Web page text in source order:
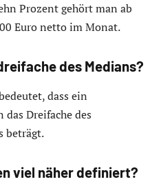
Prozent gehört man ab
Euro netto im Monat.
des Medians?
dass ein
Dreifache des
beträgt.
viel näher definiert?